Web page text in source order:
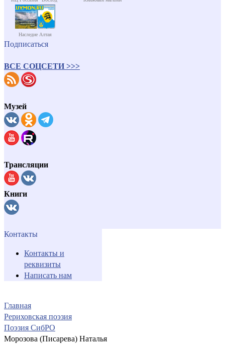
Наследие Алтая
Подписаться
ВСЕ СОЦСЕТИ >>>
Музей
Трансляции
Книги
Контакты
Контакты и
реквизиты
Написать нам
Главная
Рериховская поэзия
Поэзия СибРО
Морозова (Писарева) Наталья